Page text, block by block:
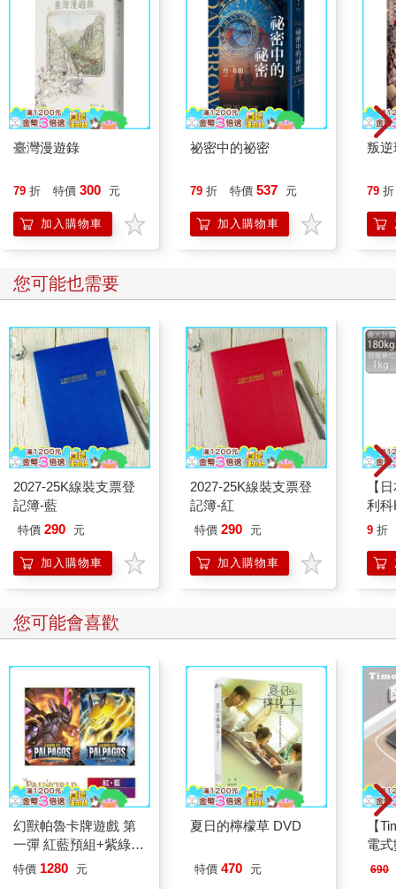
臺灣漫遊錄
79 折 特價 300 元
加入購物車
祕密中的祕密
79 折 特價 537 元
加入購物車
叛逆
79 折
您可能也需要
2027-25K線裝支票登
記簿-藍
特價 290 元
加入購物車
2027-25K線裝支票登
記簿-紅
特價 290 元
加入購物車
【
利科
理
9 折
您可能會喜歡
幻獸帕魯卡牌遊戲 第
一彈 紅藍預組+紫綠預
組 Dawn of Palpagos
特價 1280 元
夏日的檸檬草 DVD
特價 470 元
【
電
690